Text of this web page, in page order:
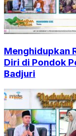
Menghidupkan
Diri di Pondok
Badjuri